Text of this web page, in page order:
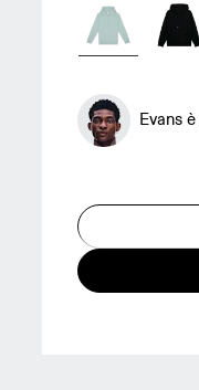
Evans